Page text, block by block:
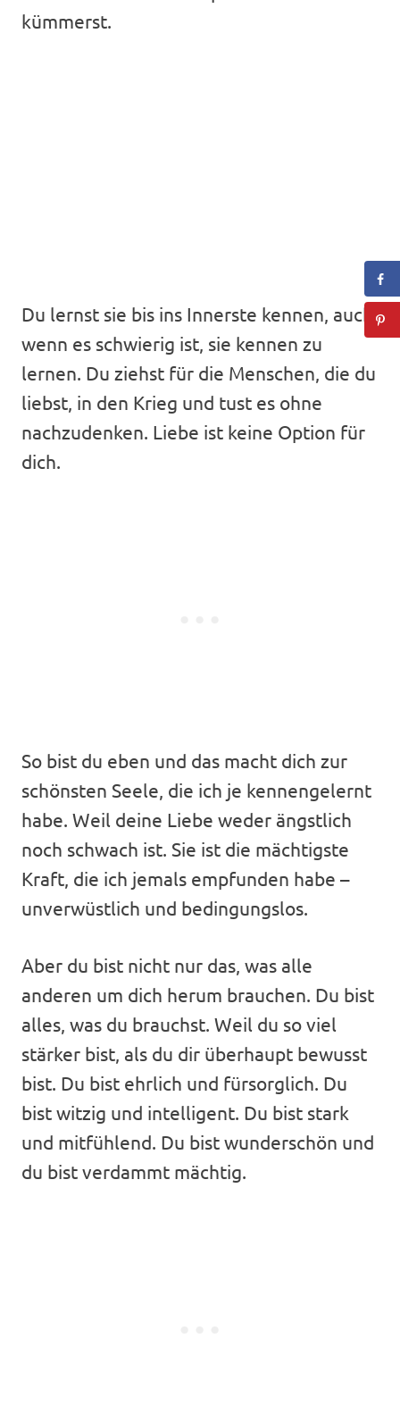
kümmerst.
Du lernst sie bis ins Innerste kennen, auch
wenn es schwierig ist, sie kennen zu
lernen. Du ziehst für die Menschen, die du
liebst, in den Krieg und tust es ohne
nachzudenken. Liebe ist keine Option für
dich.
So bist du eben und das macht dich zur
schönsten Seele, die ich je kennengelernt
habe. Weil deine Liebe weder ängstlich
noch schwach ist. Sie ist die mächtigste
Kraft, die ich jemals empfunden habe –
unverwüstlich und bedingungslos.
Aber du bist nicht nur das, was alle
anderen um dich herum brauchen. Du bist
alles, was du brauchst. Weil du so viel
stärker bist, als du dir überhaupt bewusst
bist. Du bist ehrlich und fürsorglich. Du
bist witzig und intelligent. Du bist stark
und mitfühlend. Du bist wunderschön und
du bist verdammt mächtig.